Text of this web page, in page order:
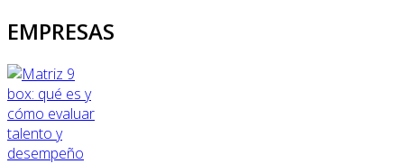
EMPRESAS